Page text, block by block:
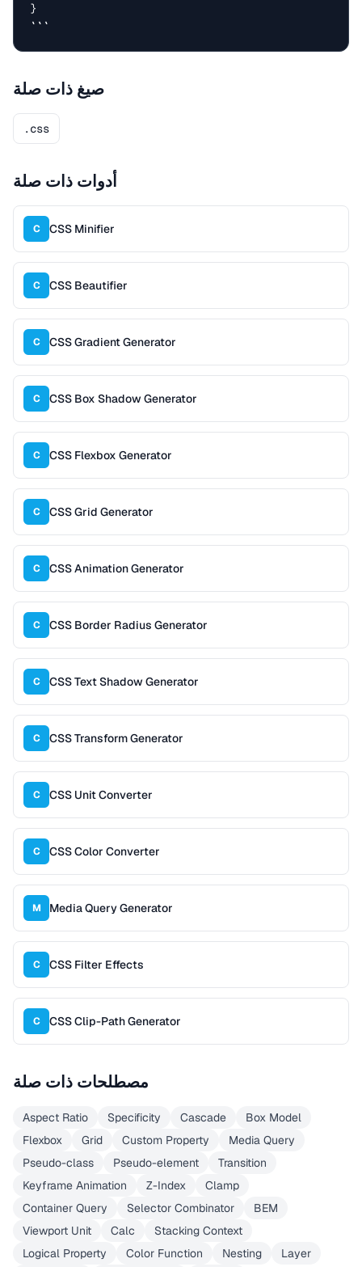
}
```
صيغ ذات صلة
.css
أدوات ذات صلة
C CSS Minifier
C CSS Beautifier
C CSS Gradient Generator
C CSS Box Shadow Generator
C CSS Flexbox Generator
C CSS Grid Generator
C CSS Animation Generator
C CSS Border Radius Generator
C CSS Text Shadow Generator
C CSS Transform Generator
C CSS Unit Converter
C CSS Color Converter
M Media Query Generator
C CSS Filter Effects
C CSS Clip-Path Generator
مصطلحات ذات صلة
Aspect Ratio Specificity Cascade
Box Model
Flexbox
Grid Custom Property
Media Query
Pseudo-class
Pseudo-element
Transition
Keyframe Animation
Z-Index
Clamp
Container Query
Selector Combinator
BEM
Viewport Unit
Calc
Stacking Context
Logical Property
Color Function Nesting Layer